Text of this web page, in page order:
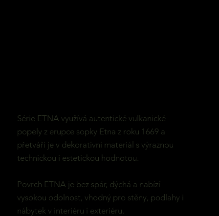
Série ETNA využívá autentické vulkanické
popely z erupce sopky Etna z roku 1669 a
přetváří je v dekorativní materiál s výraznou
technickou i estetickou hodnotou.
Povrch ETNA je bez spár, dýchá a nabízí
vysokou odolnost, vhodný pro stěny, podlahy i
nábytek v interiéru i exteriéru.